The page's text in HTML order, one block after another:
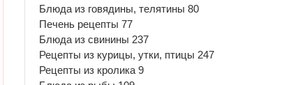
Блюда из говядины, телятины 80
Печень рецепты 77
Блюда из свинины 237
Рецепты из курицы, утки, птицы 247
Рецепты из кролика 9